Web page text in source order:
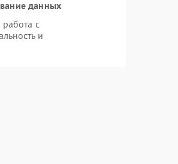
данных
с
и